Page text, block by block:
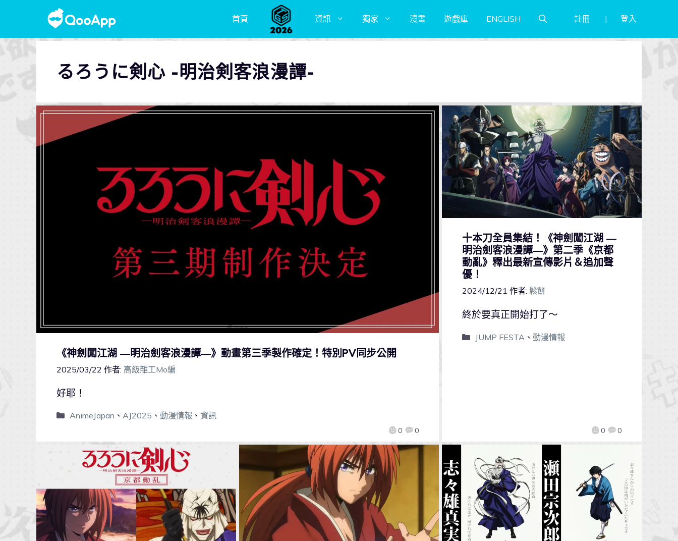
首頁 資訊 獨家 漫畫 遊戲庫 ENGLISH 註冊 登入
るろうに剣心 -明治剣客浪漫譚-
《神劍闖江湖 ―明治劍客浪漫譚―》動畫第三季製作確定！特別PV同步公開
2025/03/22 作者: 高級雜工Mo編
0 0
好耶！
AnimeJapan 、 AJ2025 、 動漫情報 、 資訊
十本刀全員集結！《神劍闖江湖 ―
明治劍客浪漫譚―》第二季《京都
動亂》釋出最新宣傳影片＆追加聲
優！
2024/12/21 作者: 鬆餅
0 0
終於要真正開始打了～
JUMP FESTA 、 動漫情報